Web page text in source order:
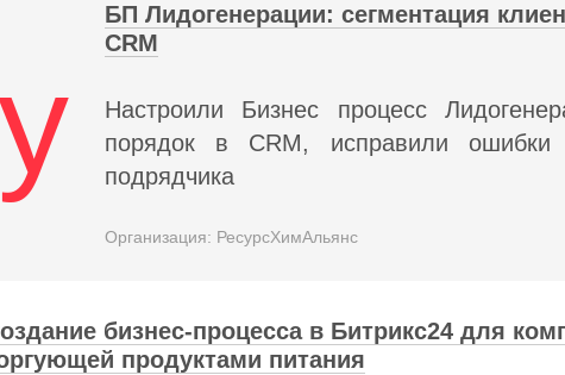
БП Лидогенерации: сегментация
CRM
Настроили Бизнес процесс
порядок в CRM, исправили ошибки
подрядчика
Организация: РесурсХимАльянс
бизнес-процесса в Битрикс24 для
продуктами питания